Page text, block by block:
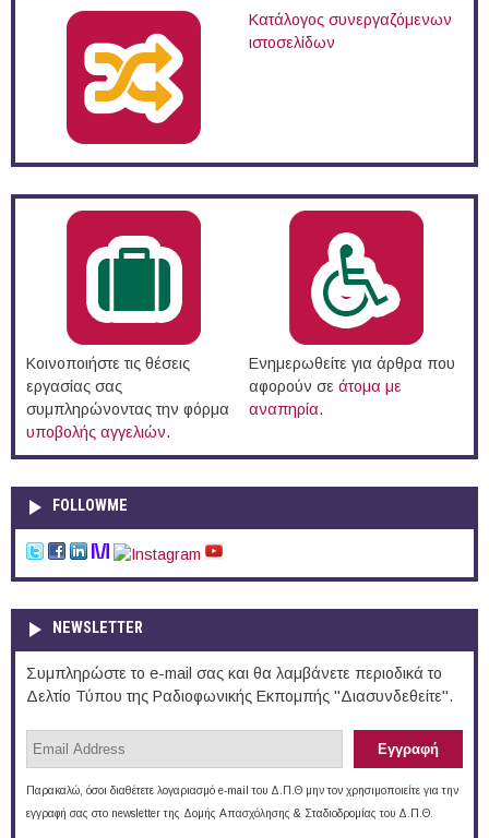
Κατάλογος συνεργαζόμενων
ιστοσελίδων
Κοινοποιήστε τις θέσεις
εργασίας σας
συμπληρώνοντας την φόρμα
υποβολής αγγελιών.
Ενημερωθείτε για άρθρα που
αφορούν σε άτομα με
αναπηρία.
FOLLOWME
NEWSLETTER
Συμπληρώστε το e-mail σας και θα λαμβάνετε περιοδικά το
Δελτίο Τύπου της Ραδιοφωνικής Εκπομπής "Διασυνδεθείτε".
Παρακαλώ, όσοι διαθέτετε λογαριασμό e-mail του Δ.Π.Θ μην τον χρησιμοποιείτε για την
εγγραφή σας στο newsletter της Δομής Απασχόλησης & Σταδιοδρομίας του Δ.Π.Θ.